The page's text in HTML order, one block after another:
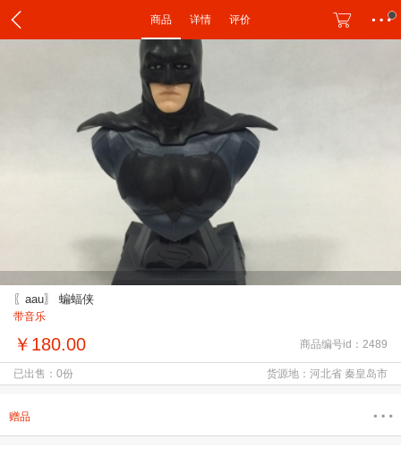
商品 详情 评价
〖aau〗 蝙蝠侠
带音乐
￥180.00 商品编号id：2489
已出售：0份 货源地：河北省 秦皇岛市
赠品